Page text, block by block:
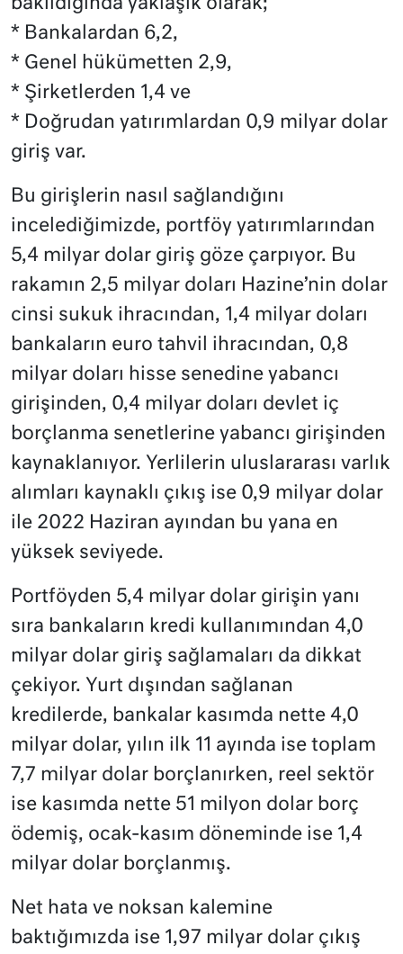
bakıldığında yaklaşık olarak;
* Bankalardan 6,2,
* Genel hükümetten 2,9,
* Şirketlerden 1,4 ve
* Doğrudan yatırımlardan 0,9 milyar dolar
giriş var.
Bu girişlerin nasıl sağlandığını
incelediğimizde, portföy yatırımlarından
5,4 milyar dolar giriş göze çarpıyor. Bu
rakamın 2,5 milyar doları Hazine’nin dolar
cinsi sukuk ihracından, 1,4 milyar doları
bankaların euro tahvil ihracından, 0,8
milyar doları hisse senedine yabancı
girişinden, 0,4 milyar doları devlet iç
borçlanma senetlerine yabancı girişinden
kaynaklanıyor. Yerlilerin uluslararası varlık
alımları kaynaklı çıkış ise 0,9 milyar dolar
ile 2022 Haziran ayından bu yana en
yüksek seviyede.
Portföyden 5,4 milyar dolar girişin yanı
sıra bankaların kredi kullanımından 4,0
milyar dolar giriş sağlamaları da dikkat
çekiyor. Yurt dışından sağlanan
kredilerde, bankalar kasımda nette 4,0
milyar dolar, yılın ilk 11 ayında ise toplam
7,7 milyar dolar borçlanırken, reel sektör
ise kasımda nette 51 milyon dolar borç
ödemiş, ocak-kasım döneminde ise 1,4
milyar dolar borçlanmış.
Net hata ve noksan kalemine
baktığımızda ise 1,97 milyar dolar çıkış